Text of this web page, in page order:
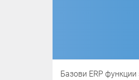
Базови ERP